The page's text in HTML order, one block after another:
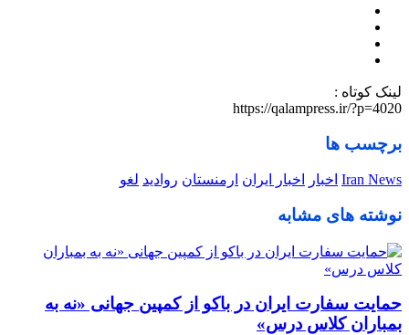
لینک کوتاه :
https://qalampress.ir/?p=4020
برچسب ها
Iran News اخبار اخبار ایران ارمنستان روادید لغو
نوشته های مشابه
حمایت سفارت ایران در باکو از کمپین جهانی «نه به
بمباران کلاس درس»